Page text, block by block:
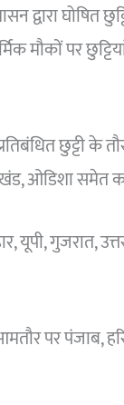
द्वारा घोषित
मौकों पर
छुट्टी के
ओडिशा समेत
यूपी, गुजरात,
पर पंजाब,